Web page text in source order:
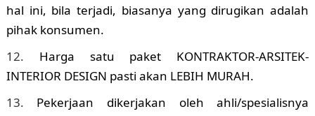
hal ini, bila terjadi, biasanya yang dirugikan adalah
pihak konsumen.
Harga satu paket KONTRAKTOR-ARSITEK-
INTERIOR DESIGN pasti akan LEBIH MURAH.
Pekerjaan dikerjakan oleh ahli/spesialisnya